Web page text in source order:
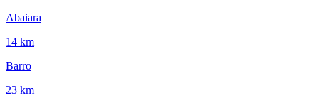
Abaiara
14 km
Barro
23 km